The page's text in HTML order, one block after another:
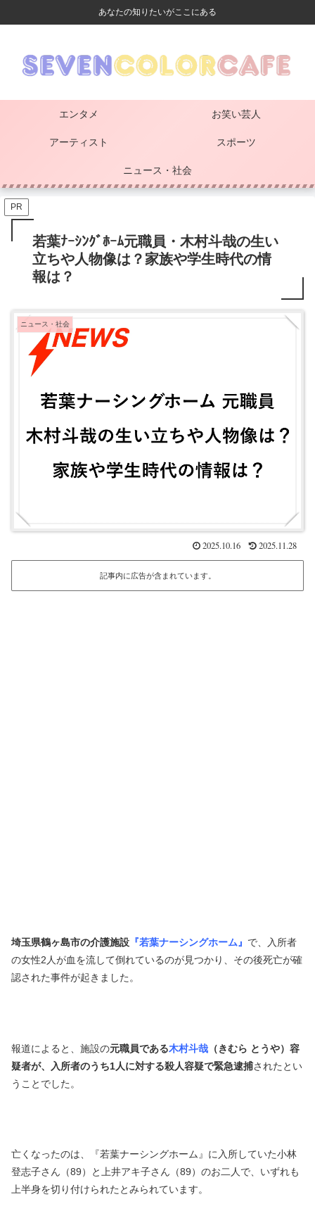
あなたの知りたいがここにある
エンタメ お笑い芸人
アーティスト スポーツ
ニュース・社会
PR
若葉ﾅｰｼﾝｸﾞﾎｰﾑ元職員・木村斗哉の生い
立ちや人物像は？家族や学生時代の情
報は？
ニュース・社会
2025.10.16 2025.11.28
記事内に広告が含まれています。
埼玉県鶴ヶ島市の介護施設 『若葉ナーシングホーム』 で、入所者
の女性2人が血を流して倒れているのが見つかり、その後死亡が確
認された事件が起きました。
報道によると、施設の元職員である木村斗哉 （きむら とうや）容
疑者が、入所者のうち1人に対する殺人容疑で緊急逮捕されたとい
うことでした。
亡くなったのは、『若葉ナーシングホーム』に入所していた小林
登志子さん（89）と上井アキ子さん（89）のお二人で、いずれも
上半身を切り付けられたとみられています。